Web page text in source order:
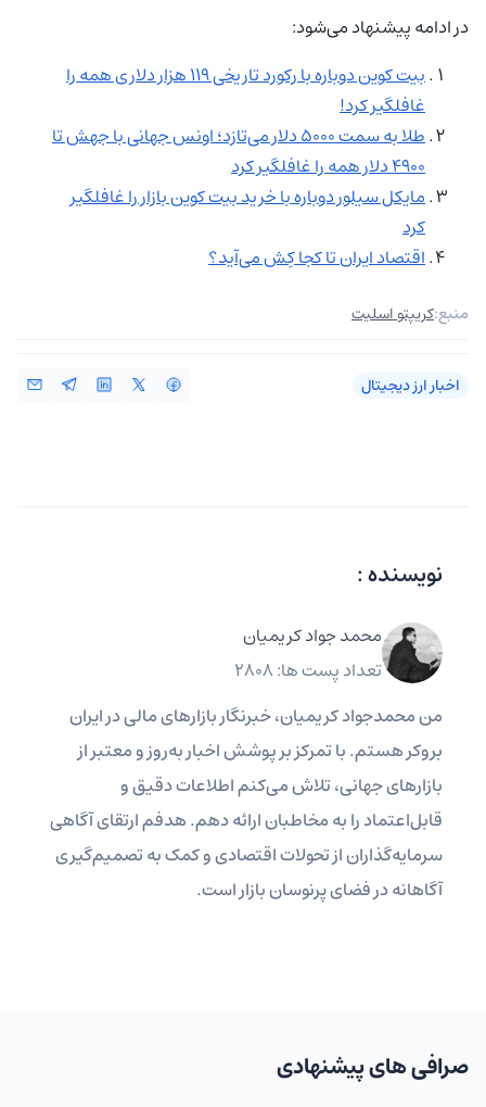
در ادامه پیشنهاد می‌شود:
بیت‌ کوین دوباره با رکورد تاریخی ۱۱۹ هزار دلاری همه را
غافلگیر کرد‍!
طلا به سمت ۵۰۰۰ دلار می‌تازد؛ اونس جهانی با جهش تا
4900 دلار همه را غافلگیر کرد
مایکل سیلور دوباره با خرید بیت کوین بازار را غافلگیر
کرد
اقتصاد ایران تا کجا کِش می‌آید؟
منبع:کریپتو اسلیت
اخبار ارز دیجیتال
نویسنده :
محمد جواد کریمیان
تعداد پست ها: 2808
من محمدجواد کریمیان، خبرنگار بازارهای مالی در ایران
بروکر هستم. با تمرکز بر پوشش اخبار به‌روز و معتبر از
بازارهای جهانی، تلاش می‌کنم اطلاعات دقیق و
قابل‌اعتماد را به مخاطبان ارائه دهم. هدفم ارتقای آگاهی
سرمایه‌گذاران از تحولات اقتصادی و کمک به تصمیم‌گیری
آگاهانه در فضای پرنوسان بازار است.
صرافی های پیشنهادی